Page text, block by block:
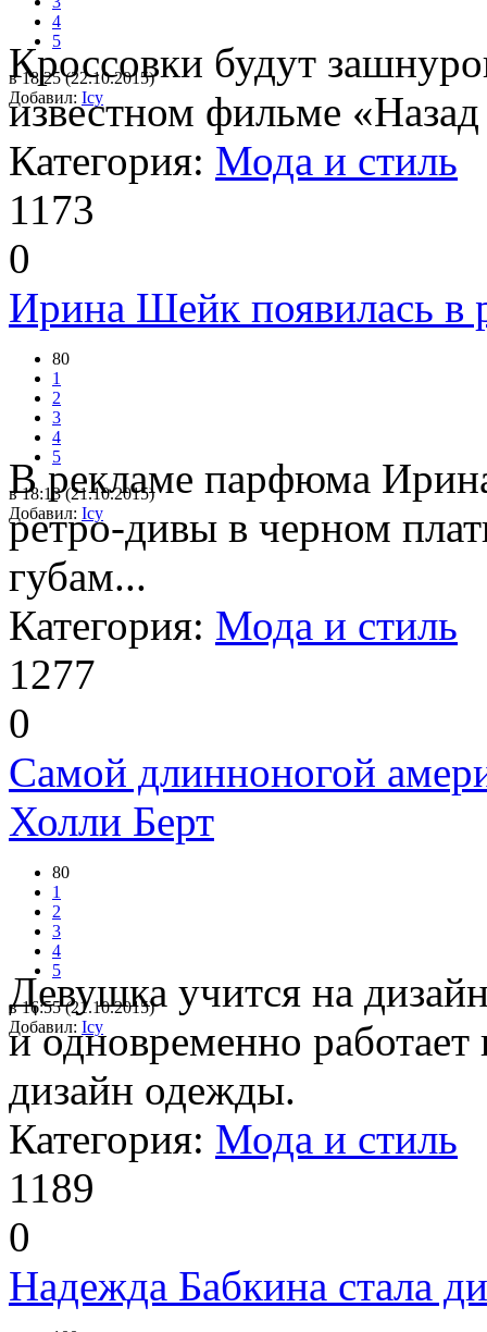
4
5
в 18:25 (22.10.2015)
Добавил: Icy
Кроссовки будут
известном фильме
Категория: Мода и стиль
1173
0
Ирина Шейк появилась в
80
1
2
3
4
5
в 18:13 (21.10.2015)
Добавил: Icy
В рекламе парфюма
ретро-дивы в черном
губам...
Категория: Мода и стиль
1277
0
Самой длинноногой
Холли Берт
80
1
2
3
4
5
в 16:55 (21.10.2015)
Добавил: Icy
Девушка учится на
и одновременно
дизайн одежды.
Категория: Мода и стиль
1189
0
Надежда Бабкина стала